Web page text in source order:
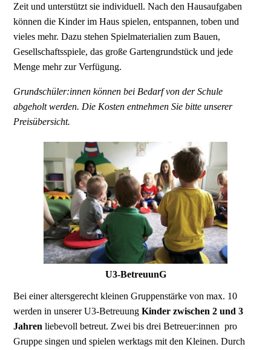
Zeit und unterstützt sie individuell. Nach den Hausaufgaben
können die Kinder im Haus spielen, entspannen, toben und
vieles mehr. Dazu stehen Spielmaterialien zum Bauen,
Gesellschaftsspiele, das große Gartengrundstück und jede
Menge mehr zur Verfügung.
Grundschüler:innen können bei Bedarf von der Schule
abgeholt werden. Die Kosten entnehmen Sie bitte unserer
Preisübersicht.
U3-BetreuunG
Bei einer altersgerecht kleinen Gruppenstärke von max. 10
werden in unserer U3-BetreuungKinder zwischen 2 und 3
Jahren liebevoll betreut. Zwei bis drei Betreuer:innen pro
Gruppe singen und spielen werktags mit den Kleinen. Durch